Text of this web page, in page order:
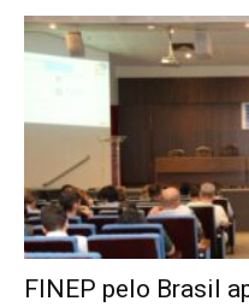
FINEP pelo Brasil